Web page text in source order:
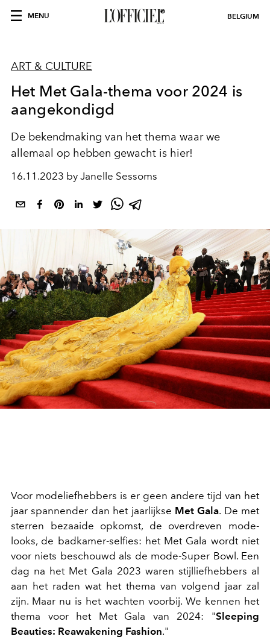
MENU BELGIUM
ART & CULTURE
Het Met Gala-thema voor 2024 is
aangekondigd
De bekendmaking van het thema waar we
allemaal op hebben gewacht is hier!
16.11.2023 by Janelle Sessoms
Voor modeliefhebbers is er geen andere tijd van het
jaar spannender dan het jaarlijkse Met Gala. De met
sterren bezaaide opkomst, de overdreven mode-
looks, de badkamer-selfies: het Met Gala wordt niet
voor niets beschouwd als de mode-Super Bowl. Een
dag na het Met Gala 2023 waren stijlliefhebbers al
aan het raden wat het thema van volgend jaar zal
zijn. Maar nu is het wachten voorbij. We kennen het
thema voor het Met Gala van 2024: "Sleeping
Beauties: Reawakening Fashion."